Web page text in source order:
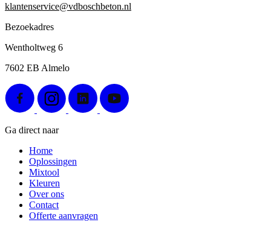
klantenservice@vdboschbeton.nl
Bezoekadres
Wentholtweg 6
7602 EB Almelo
Ga direct naar
Home
Oplossingen
Mixtool
Kleuren
Over ons
Contact
Offerte aanvragen